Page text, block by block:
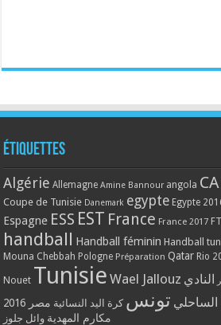
Étiquettes
Algérie Allemagne Amine Bannour angola CA
Coupe de Tunisie Danemark egypte Egypte
Espagne ESS EST France France 2017
handball Handball féminin Handball
Mouna Chebbah Pologne Préparation Qatar Rio
Nouet Tunisie Wael Jallouz النادي
الساحلي تونس كرة اليد النسائية مصر 2016
مكارم المهدية وائل جلوز